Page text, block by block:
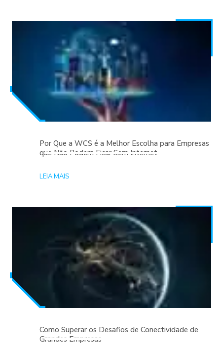
Por Que a WCS é a Melhor Escolha para Empresas
que Não Podem Ficar Sem Internet
LEIA MAIS
Como Superar os Desafios de Conectividade de
Grandes Empresas